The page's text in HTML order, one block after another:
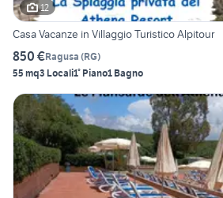
12
Casa Vacanze in Villaggio Turistico Alpitour
850 €Ragusa (RG)
55 mq3 Locali1° Piano1 Bagno